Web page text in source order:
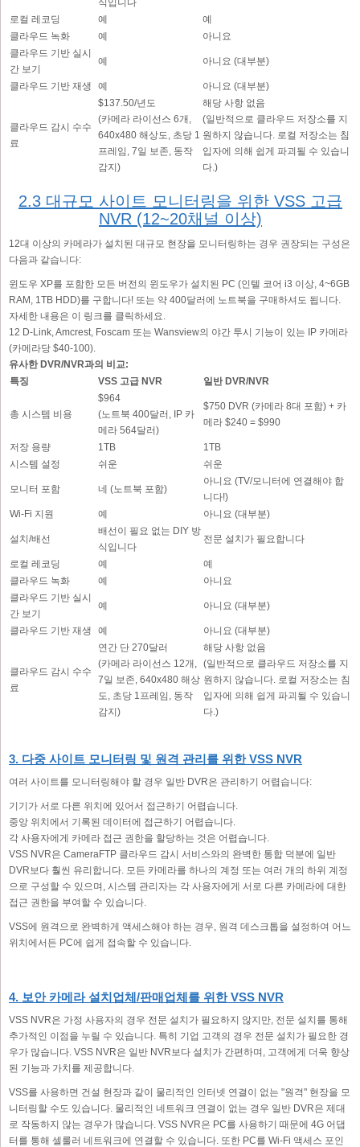
식입니다
로컬 레코딩 예
예
클라우드 녹화
예
아니요
클라우드 기반 실시
간 보기
예 아니요 (대부분)
클라우드 기반 재생 예 아니요 (대부분)
클라우드 감시 수수
료
$137.50/년도
(카메라 라이선스 6개,
640x480 해상도, 초당 1
프레임, 7일 보존, 동작
감지)
해당 사항 없음
(일반적으로 클라우드 저장소를 지
원하지 않습니다. 로컬 저장소는 침
입자에 의해 쉽게 파괴될 수 있습니
다.)
2.3 대규모 사이트 모니터링을 위한 VSS 고급
NVR (12~20채널 이상)
12대 이상의 카메라가 설치된 대규모 현장을 모니터링하는 경우 권장되는 구성은
다음과 같습니다:
윈도우 XP를 포함한 모든 버전의 윈도우가 설치된 PC (인텔 코어 i3 이상, 4~6GB
RAM, 1TB HDD)를 구합니다! 또는 약 400달러에 노트북을 구매하셔도 됩니다.
자세한 내용은 이 링크를 클릭하세요.
12 D-Link, Amcrest, Foscam 또는 Wansview의 야간 투시 기능이 있는 IP 카메라
(카메라당 $40-100).
유사한 DVR/NVR과의 비교:
특징
VSS 고급 NVR 일반 DVR/NVR
총 시스템 비용
$964
(노트북 400달러, IP 카
메라 564달러)
$750 DVR (카메라 8대 포함) + 카
메라 $240 = $990
저장 용량 1TB
1TB
시스템 설정
쉬운 쉬운
모니터 포함 네 (노트북 포함)
아니요 (TV/모니터에 연결해야 합
니다!)
Wi-Fi 지원
예 아니요 (대부분)
설치/배선
배선이 필요 없는 DIY 방
식입니다
전문 설치가 필요합니다
로컬 레코딩 예
예
클라우드 녹화
예
아니요
클라우드 기반 실시
간 보기
예 아니요 (대부분)
클라우드 기반 재생 예 아니요 (대부분)
클라우드 감시 수수
료
연간 단 270달러
(카메라 라이선스 12개,
7일 보존, 640x480 해상
도, 초당 1프레임, 동작
감지)
해당 사항 없음
(일반적으로 클라우드 저장소를 지
원하지 않습니다. 로컬 저장소는 침
입자에 의해 쉽게 파괴될 수 있습니
다.)
3. 다중 사이트 모니터링 및 원격 관리를 위한 VSS NVR
여러 사이트를 모니터링해야 할 경우 일반 DVR은 관리하기 어렵습니다:
기기가 서로 다른 위치에 있어서 접근하기 어렵습니다.
중앙 위치에서 기록된 데이터에 접근하기 어렵습니다.
각 사용자에게 카메라 접근 권한을 할당하는 것은 어렵습니다.
VSS NVR은 CameraFTP 클라우드 감시 서비스와의 완벽한 통합 덕분에 일반
DVR보다 훨씬 유리합니다. 모든 카메라를 하나의 계정 또는 여러 개의 하위 계정
으로 구성할 수 있으며, 시스템 관리자는 각 사용자에게 서로 다른 카메라에 대한
접근 권한을 부여할 수 있습니다.
VSS에 원격으로 완벽하게 액세스해야 하는 경우, 원격 데스크톱을 설정하여 어느
위치에서든 PC에 쉽게 접속할 수 있습니다.
4. 보안 카메라 설치업체/판매업체를 위한 VSS NVR
VSS NVR은 가정 사용자의 경우 전문 설치가 필요하지 않지만, 전문 설치를 통해
추가적인 이점을 누릴 수 있습니다. 특히 기업 고객의 경우 전문 설치가 필요한 경
우가 많습니다. VSS NVR은 일반 NVR보다 설치가 간편하며, 고객에게 더욱 향상
된 기능과 가치를 제공합니다.
VSS를 사용하면 건설 현장과 같이 물리적인 인터넷 연결이 없는 "원격" 현장을 모
니터링할 수도 있습니다. 물리적인 네트워크 연결이 없는 경우 일반 DVR은 제대
로 작동하지 않는 경우가 많습니다. VSS NVR은 PC를 사용하기 때문에 4G 어댑
터를 통해 셀룰러 네트워크에 연결할 수 있습니다. 또한 PC를 Wi-Fi 액세스 포인